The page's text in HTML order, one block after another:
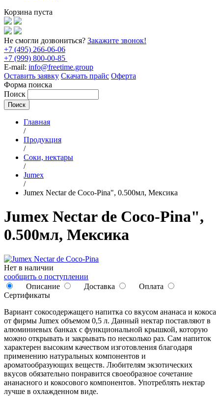
Корзина пуста
Не смогли дозвониться? Закажите звонок!
+7 (495) 266-06-06
+7 (999) 800-00-85
E-mail: info@freetime.group
Оставить заявку Скачать прайс Оферта
Форма поиска
Поиск
Главная
/
Продукция
/
Соки, нектары
/
Jumex
/
Jumex Nectar de Coco-Pina", 0.500мл, Мексика
Jumex Nectar de Coco-Pina",
0.500мл, Мексика
Нет в наличии
сообщить о поступлении
Описание
Доставка
Оплата
Сертификаты
Вариант сокосодержащего напитка со вкусом ананаса и кокоса
от фирмы Jumex объемом 0,5 л. Данный нектар поставляют в
алюминиевых банках с функциональной крышкой, которую
можно открывать и закрывать по несколько раз. Сам напиток
характерен высоким качеством изготовления благодаря
применению натуральных компонентов и
ароматообразующих веществ. Любителям экзотических
вкусов обязательно понравится своеобразное сочетание
ананасного и кокосового компонентов. Употреблять нектар
лучше в охлажденном виде.